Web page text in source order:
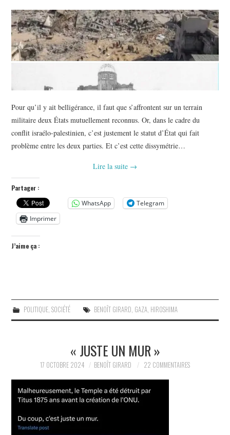
HISTOIRE
CULTURE
SPORT
Pour qu’il y ait belligérance, il faut que s’affrontent sur un terrain
militaire deux États mutuellement reconnus. Or, dans le cadre du
conflit israélo-palestinien, c’est justement le statut d’État qui fait
problème entre les deux parties. Et c’est cette dissymétrie…
Lire la suite →
Partager :
WhatsApp
Telegram
Imprimer
J’aime ça :
POLITIQUE, SOCIÉTÉ BENOÎT GIRARD, GAZA, HIROSHIMA
« JUSTE UN MUR »
17 OCTOBRE 2024 BENOÎT GIRARD 22 COMMENTAIRES